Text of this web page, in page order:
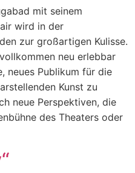
mit seinem
wird in der
zur großartigen Kulisse.
neu erlebbar
neues Publikum für die
Kunst zu
neue Perspektiven, die
des Theaters oder